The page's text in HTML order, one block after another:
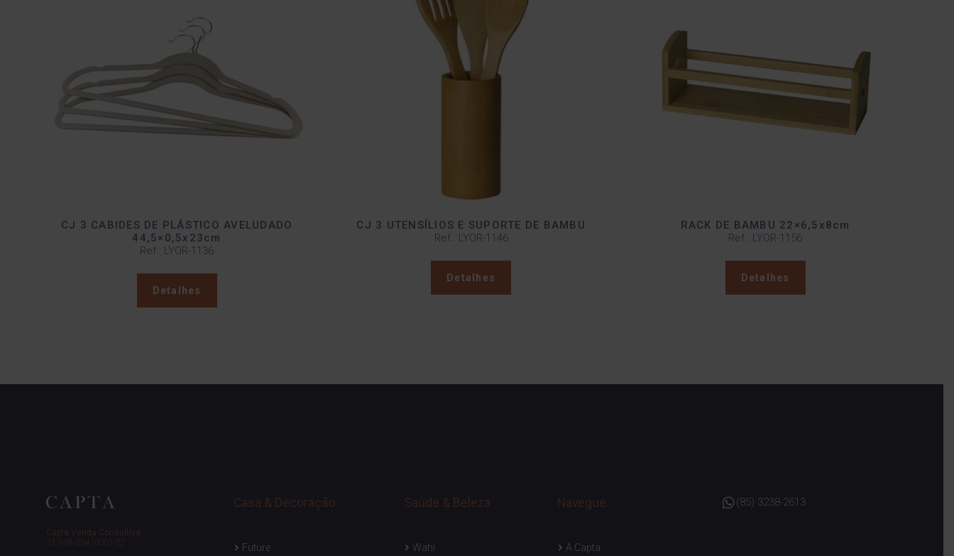
CJ 3 CABIDES DE PLÁSTICO AVELUDADO
44,5×0,5x23cm
Ref.: LYOR-1136
Detalhes
CJ 3 UTENSÍLIOS E SUPORTE DE BAMBU
Ref.: LYOR-1146
Detalhes
RACK DE BAMBU 22×6,5x8cm
Ref.: LYOR-1156
Detalhes
Capta Venda Consultiva.
31.918.654/0001-22
Casa & Decoração
Future
Saúde & Beleza
Wahl
Navegue
A Capta
(85) 3238-2613